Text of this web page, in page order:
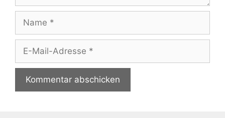
Name
Adresse